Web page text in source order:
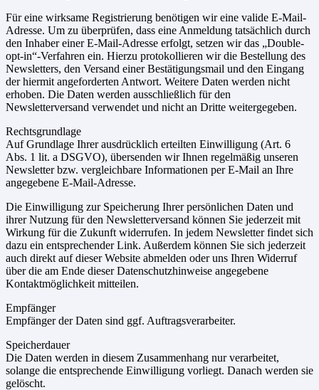
Für eine wirksame Registrierung benötigen wir eine valide E-Mail-
Adresse. Um zu überprüfen, dass eine Anmeldung tatsächlich durch
den Inhaber einer E-Mail-Adresse erfolgt, setzen wir das „Double-
opt-in“-Verfahren ein. Hierzu protokollieren wir die Bestellung des
Newsletters, den Versand einer Bestätigungsmail und den Eingang
der hiermit angeforderten Antwort. Weitere Daten werden nicht
erhoben. Die Daten werden ausschließlich für den
Newsletterversand verwendet und nicht an Dritte weitergegeben.
Rechtsgrundlage
Auf Grundlage Ihrer ausdrücklich erteilten Einwilligung (Art. 6
Abs. 1 lit. a DSGVO), übersenden wir Ihnen regelmäßig unseren
Newsletter bzw. vergleichbare Informationen per E-Mail an Ihre
angegebene E-Mail-Adresse.
Die Einwilligung zur Speicherung Ihrer persönlichen Daten und
ihrer Nutzung für den Newsletterversand können Sie jederzeit mit
Wirkung für die Zukunft widerrufen. In jedem Newsletter findet sich
dazu ein entsprechender Link. Außerdem können Sie sich jederzeit
auch direkt auf dieser Website abmelden oder uns Ihren Widerruf
über die am Ende dieser Datenschutzhinweise angegebene
Kontaktmöglichkeit mitteilen.
Empfänger
Empfänger der Daten sind ggf. Auftragsverarbeiter.
Speicherdauer
Die Daten werden in diesem Zusammenhang nur verarbeitet,
solange die entsprechende Einwilligung vorliegt. Danach werden sie
gelöscht.